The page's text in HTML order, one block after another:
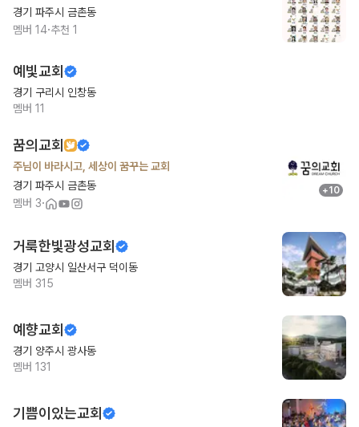
경기 파주시 금촌동
멤버 14·추천 1
예빛교회
경기 구리시 인창동
멤버 11
꿈의교회
주님이 바라시고, 세상이 꿈꾸는 교회
경기 파주시 금촌동
멤버 3·
+10
거룩한빛광성교회
경기 고양시 일산서구 덕이동
멤버 315
예향교회
경기 양주시 광사동
멤버 131
기쁨이있는교회